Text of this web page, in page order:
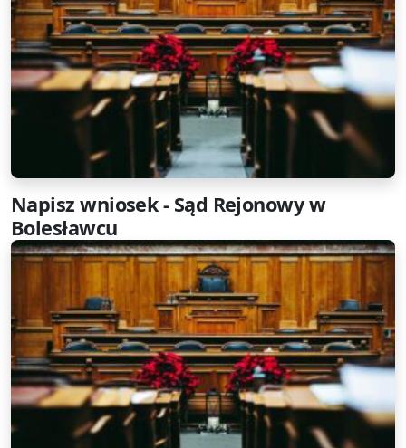
Napisz wniosek - Sąd Rejonowy w
Bolesławcu